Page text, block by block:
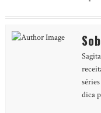
dica